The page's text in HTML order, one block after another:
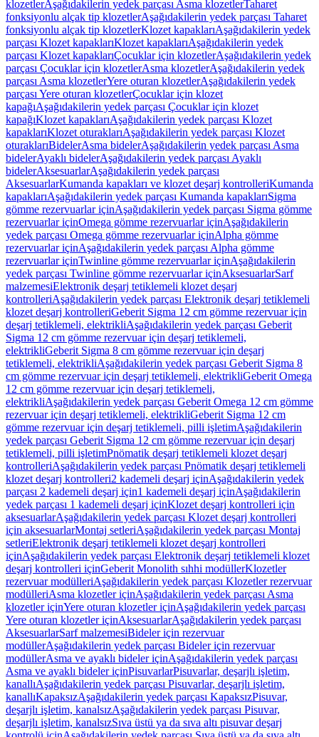
klozetlerAşağıdakilerin yedek parçası Asma klozetlerTaharet
fonksiyonlu alçak tip klozetlerAşağıdakilerin yedek parçası Taharet
fonksiyonlu alçak tip klozetlerKlozet kapaklarıAşağıdakilerin yedek
parçası Klozet kapaklarıKlozet kapaklarıAşağıdakilerin yedek
parçası Klozet kapaklarıÇocuklar için klozetlerAşağıdakilerin yedek
parçası Çocuklar için klozetlerAsma klozetlerAşağıdakilerin yedek
parçası Asma klozetlerYere oturan klozetlerAşağıdakilerin yedek
parçası Yere oturan klozetlerÇocuklar için klozet
kapağıAşağıdakilerin yedek parçası Çocuklar için klozet
kapağıKlozet kapaklarıAşağıdakilerin yedek parçası Klozet
kapaklarıKlozet oturaklarıAşağıdakilerin yedek parçası Klozet
oturaklarıBidelerAsma bidelerAşağıdakilerin yedek parçası Asma
bidelerAyaklı bidelerAşağıdakilerin yedek parçası Ayaklı
bidelerAksesuarlarAşağıdakilerin yedek parçası
AksesuarlarKumanda kapakları ve klozet deşarj kontrolleriKumanda
kapaklarıAşağıdakilerin yedek parçası Kumanda kapaklarıSigma
gömme rezervuarlar içinAşağıdakilerin yedek parçası Sigma gömme
rezervuarlar içinOmega gömme rezervuarlar içinAşağıdakilerin
yedek parçası Omega gömme rezervuarlar içinAlpha gömme
rezervuarlar içinAşağıdakilerin yedek parçası Alpha gömme
rezervuarlar içinTwinline gömme rezervuarlar içinAşağıdakilerin
yedek parçası Twinline gömme rezervuarlar içinAksesuarlarSarf
malzemesiElektronik deşarj tetiklemeli klozet deşarj
kontrolleriAşağıdakilerin yedek parçası Elektronik deşarj tetiklemeli
klozet deşarj kontrolleriGeberit Sigma 12 cm gömme rezervuar için
deşarj tetiklemeli, elektrikliAşağıdakilerin yedek parçası Geberit
Sigma 12 cm gömme rezervuar için deşarj tetiklemeli,
elektrikliGeberit Sigma 8 cm gömme rezervuar için deşarj
tetiklemeli, elektrikliAşağıdakilerin yedek parçası Geberit Sigma 8
cm gömme rezervuar için deşarj tetiklemeli, elektrikliGeberit Omega
12 cm gömme rezervuar için deşarj tetiklemeli,
elektrikliAşağıdakilerin yedek parçası Geberit Omega 12 cm gömme
rezervuar için deşarj tetiklemeli, elektrikliGeberit Sigma 12 cm
gömme rezervuar için deşarj tetiklemeli, pilli işletimAşağıdakilerin
yedek parçası Geberit Sigma 12 cm gömme rezervuar için deşarj
tetiklemeli, pilli işletimPnömatik deşarj tetiklemeli klozet deşarj
kontrolleriAşağıdakilerin yedek parçası Pnömatik deşarj tetiklemeli
klozet deşarj kontrolleri2 kademeli deşarj içinAşağıdakilerin yedek
parçası 2 kademeli deşarj için1 kademeli deşarj içinAşağıdakilerin
yedek parçası 1 kademeli deşarj içinKlozet deşarj kontrolleri için
aksesuarlarAşağıdakilerin yedek parçası Klozet deşarj kontrolleri
için aksesuarlarMontaj setleriAşağıdakilerin yedek parçası Montaj
setleriElektronik deşarj tetiklemeli klozet deşarj kontrolleri
içinAşağıdakilerin yedek parçası Elektronik deşarj tetiklemeli klozet
deşarj kontrolleri içinGeberit Monolith sıhhi modüllerKlozetler
rezervuar modülleriAşağıdakilerin yedek parçası Klozetler rezervuar
modülleriAsma klozetler içinAşağıdakilerin yedek parçası Asma
klozetler içinYere oturan klozetler içinAşağıdakilerin yedek parçası
Yere oturan klozetler içinAksesuarlarAşağıdakilerin yedek parçası
AksesuarlarSarf malzemesiBideler için rezervuar
modüllerAşağıdakilerin yedek parçası Bideler için rezervuar
modüllerAsma ve ayaklı bideler içinAşağıdakilerin yedek parçası
Asma ve ayaklı bideler içinPisuvarlarPisuvarlar, deşarjlı işletim,
kanallıAşağıdakilerin yedek parçası Pisuvarlar, deşarjlı işletim,
kanallıKapaksızAşağıdakilerin yedek parçası KapaksızPisuvar,
deşarjlı işletim, kanalsızAşağıdakilerin yedek parçası Pisuvar,
deşarjlı işletim, kanalsızSıva üstü ya da sıva altı pisuvar deşarj